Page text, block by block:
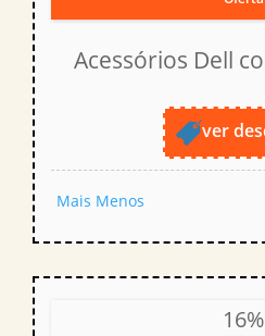
Acessórios Dell
ver
Mais Menos
16%